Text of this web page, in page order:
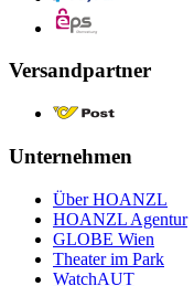
Versandpartner
Unternehmen
Über HOANZL
HOANZL Agentur
GLOBE Wien
Theater im Park
WatchAUT